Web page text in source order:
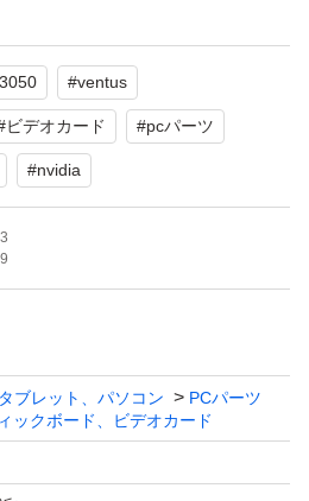
更するため出品します。
作していました。
軽いゲームで使用しており、マ
には使用していません。
RTX 3050
#ventus
ビデオカード #pcパーツ
#nvidia
ブレット、パソコン
PCパーツ
ックボード、ビデオカード